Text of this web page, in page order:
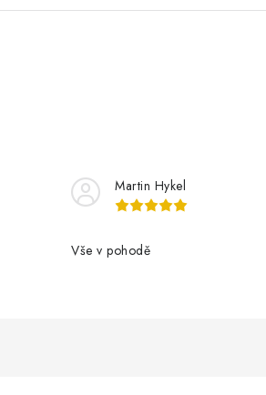
Martin Hykel
Vše v pohodě